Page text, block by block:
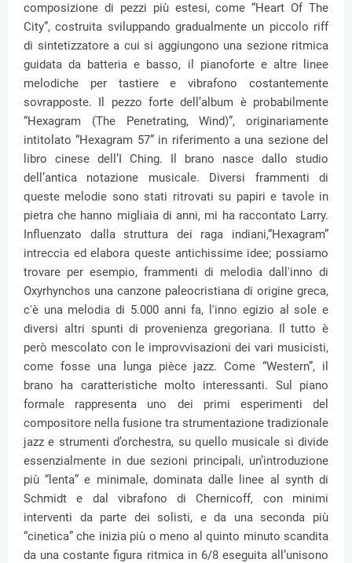
composizione di pezzi più estesi, come “Heart Of The
City”, costruita sviluppando gradualmente un piccolo riff
di sintetizzatore a cui si aggiungono una sezione ritmica
guidata da batteria e basso, il pianoforte e altre linee
melodiche per tastiere e vibrafono costantemente
sovrapposte. Il pezzo forte dell’album è probabilmente
“Hexagram (The Penetrating, Wind)”, originariamente
intitolato “Hexagram 57” in riferimento a una sezione del
libro cinese dell’I Ching. Il brano nasce dallo studio
dell’antica notazione musicale. Diversi frammenti di
queste melodie sono stati ritrovati su papiri e tavole in
pietra che hanno migliaia di anni, mi ha raccontato Larry.
Influenzato dalla struttura dei raga indiani,“Hexagram”
intreccia ed elabora queste antichissime idee; possiamo
trovare per esempio, frammenti di melodia dall'inno di
Oxyrhynchos una canzone paleocristiana di origine greca,
c'è una melodia di 5.000 anni fa, l'inno egizio al sole e
diversi altri spunti di provenienza gregoriana. Il tutto è
però mescolato con le improvvisazioni dei vari musicisti,
come fosse una lunga pièce jazz. Come “Western”, il
brano ha caratteristiche molto interessanti. Sul piano
formale rappresenta uno dei primi esperimenti del
compositore nella fusione tra strumentazione tradizionale
jazz e strumenti d’orchestra, su quello musicale si divide
essenzialmente in due sezioni principali, un’introduzione
più “lenta” e minimale, dominata dalle linee al synth di
Schmidt e dal vibrafono di Chernicoff, con minimi
interventi da parte dei solisti, e da una seconda più
“cinetica” che inizia più o meno al quinto minuto scandita
da una costante figura ritmica in 6/8 eseguita all’unisono